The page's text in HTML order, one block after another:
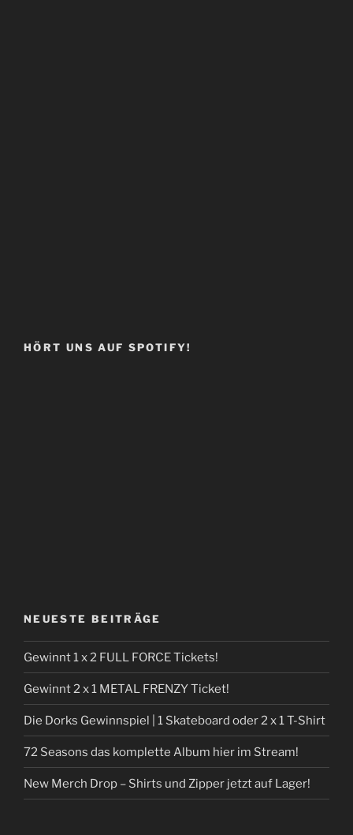
HÖRT UNS AUF SPOTIFY!
NEUESTE BEITRÄGE
Gewinnt 1 x 2 FULL FORCE Tickets!
Gewinnt 2 x 1 METAL FRENZY Ticket!
Die Dorks Gewinnspiel | 1 Skateboard oder 2 x 1 T-Shirt
72 Seasons das komplette Album hier im Stream!
New Merch Drop – Shirts und Zipper jetzt auf Lager!